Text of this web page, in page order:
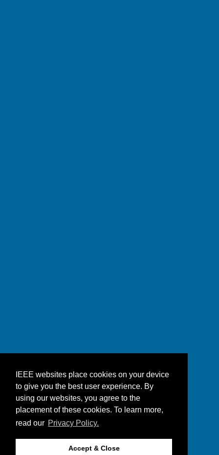
IEEE websites place cookies on your device
to give you the best user experience. By
using our websites, you agree to the
placement of these cookies. To learn more,
read our Privacy Policy.
Accept & Close